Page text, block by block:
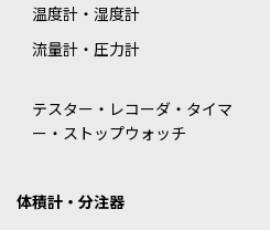
温度計・湿度計
流量計・圧力計
テスター・レコーダ・タイマ
ー・ストップウォッチ
体積計・分注器